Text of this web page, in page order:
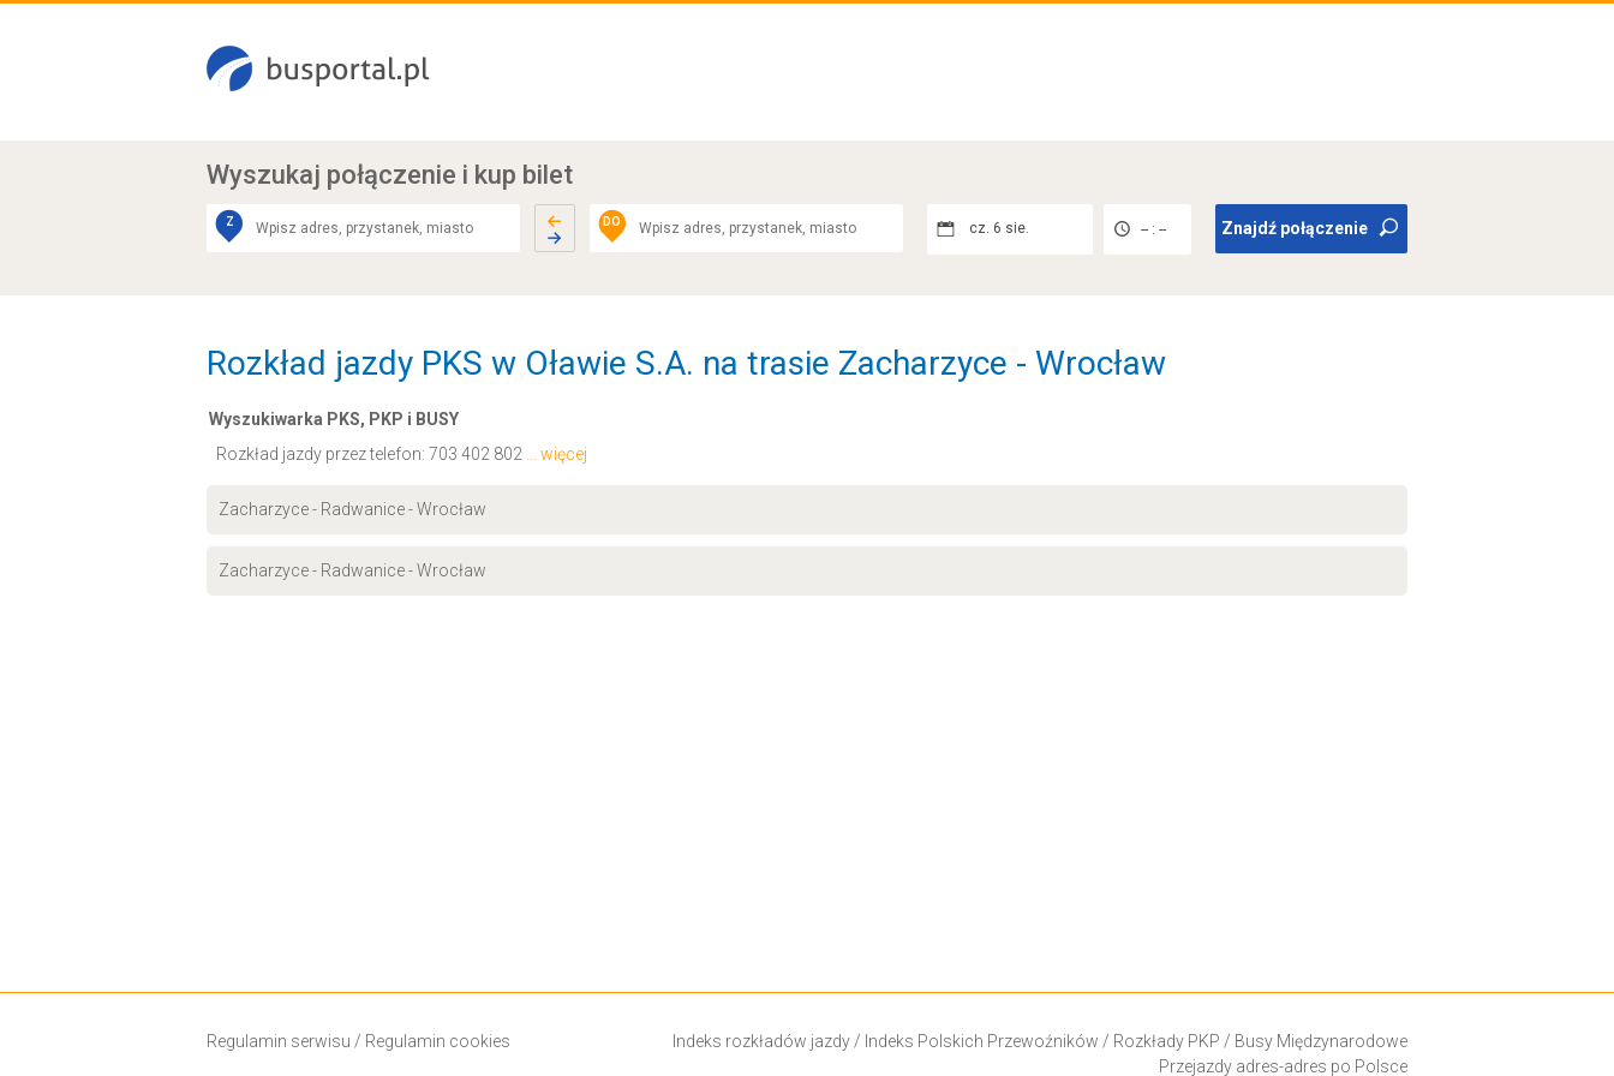
Wyszukaj połączenie i kup bilet
Z DO cz. 6 sie. -- : -- Znajdź połączenie
Rozkład jazdy PKS w Oławie S.A. na trasie Zacharzyce - Wrocław
Wyszukiwarka PKS, PKP i BUSY
Rozkład jazdy przez telefon: 703 402 802 ... więcej
Zacharzyce - Radwanice - Wrocław
Zacharzyce - Radwanice - Wrocław
Regulamin serwisu / Regulamin cookies Indeks rozkładów jazdy/ Indeks Polskich Przewoźników / Rozkłady PKP / Busy Międzynarodowe
Przejazdy adres-adres po Polsce